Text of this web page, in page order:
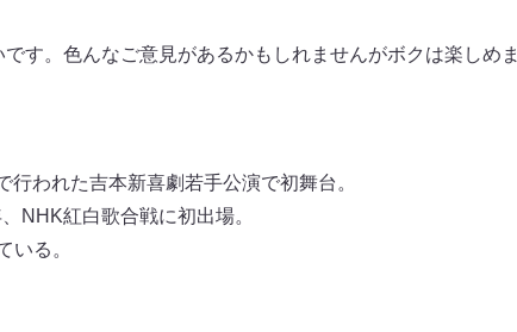
す。色んなご意見があるかもしれませんがボクは楽しめま
われた吉本新喜劇若手公演で初舞台。
NHK紅白歌合戦に初出場。
いる。